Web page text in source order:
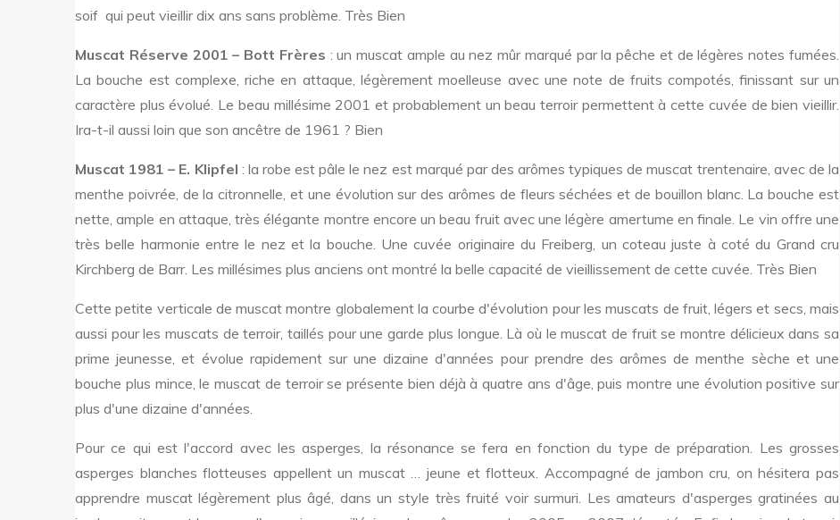
soif qui peut vieillir dix ans sans problème. Très Bien
Muscat Réserve 2001 – Bott Frères : un muscat ample au nez mûr marqué par la pêche et de légères notes fumées.
La bouche est complexe, riche en attaque, légèrement moelleuse avec une note de fruits compotés, finissant sur un
caractère plus évolué. Le beau millésime 2001 et probablement un beau terroir permettent à cette cuvée de bien vieillir.
Ira-t-il aussi loin que son ancêtre de 1961 ? Bien
Muscat 1981 – E. Klipfel : la robe est pâle le nez est marqué par des arômes typiques de muscat trentenaire, avec de la
menthe poivrée, de la citronnelle, et une évolution sur des arômes de fleurs séchées et de bouillon blanc. La bouche est
nette, ample en attaque, très élégante montre encore un beau fruit avec une légère amertume en finale. Le vin offre une
très belle harmonie entre le nez et la bouche. Une cuvée originaire du Freiberg, un coteau juste à coté du Grand cru
Kirchberg de Barr. Les millésimes plus anciens ont montré la belle capacité de vieillissement de cette cuvée. Très Bien
Cette petite verticale de muscat montre globalement la courbe d'évolution pour les muscats de fruit, légers et secs, mais
aussi pour les muscats de terroir, taillés pour une garde plus longue. Là où le muscat de fruit se montre délicieux dans sa
prime jeunesse, et évolue rapidement sur une dizaine d'années pour prendre des arômes de menthe sèche et une
bouche plus mince, le muscat de terroir se présente bien déjà à quatre ans d'âge, puis montre une évolution positive sur
plus d'une dizaine d'années.
Pour ce qui est l'accord avec les asperges, la résonance se fera en fonction du type de préparation. Les grosses
asperges blanches flotteuses appellent un muscat … jeune et flotteux. Accompagné de jambon cru, on hésitera pas
apprendre muscat légèrement plus âgé, dans un style très fruité voir surmuri. Les amateurs d'asperges gratinées au